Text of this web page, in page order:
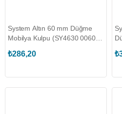
System Altın 60 mm Düğme
Mobilya Kulpu (SY4630 0060
₺286,20